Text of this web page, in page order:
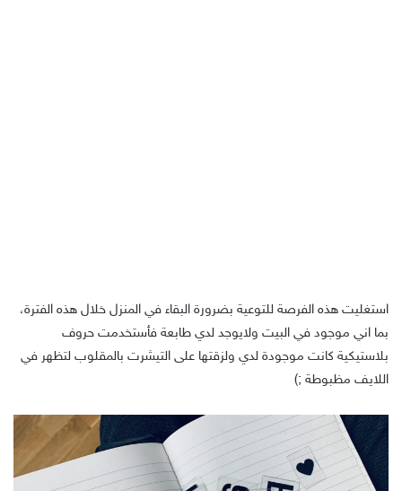
استغليت هذه الفرصة للتوعية بضرورة البقاء في المنزل خلال هذه الفترة،
بما اني موجود في البيت ولايوجد لدي طابعة فأستخدمت حروف
بلاستيكية كانت موجودة لدي ولزقتها على التيشرت بالمقلوب لتظهر في
اللايف مظبوطة ;)